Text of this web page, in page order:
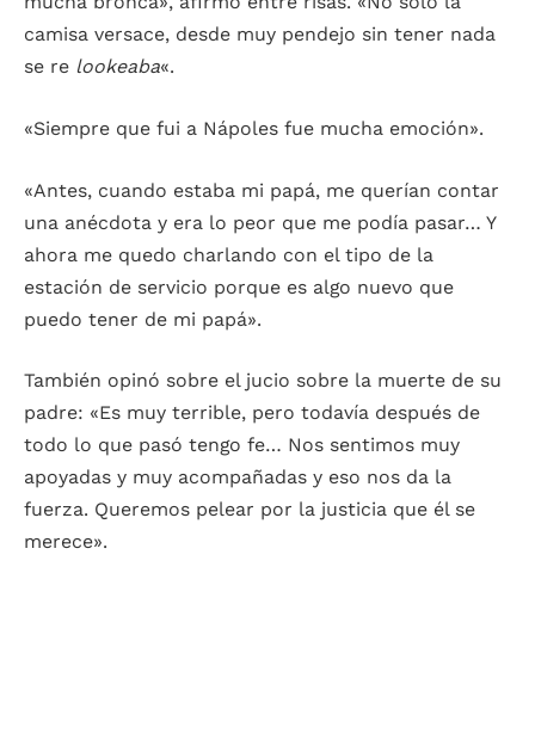
camisa versace, desde muy pendejo sin tener nada
se re lookeaba«.
«Siempre que fui a Nápoles fue mucha emoción».
«Antes, cuando estaba mi papá, me querían contar
una anécdota y era lo peor que me podía pasar… Y
ahora me quedo charlando con el tipo de la
estación de servicio porque es algo nuevo que
puedo tener de mi papá».
También opinó sobre el jucio sobre la muerte de su
padre: «Es muy terrible, pero todavía después de
todo lo que pasó tengo fe… Nos sentimos muy
apoyadas y muy acompañadas y eso nos da la
fuerza. Queremos pelear por la justicia que él se
merece».